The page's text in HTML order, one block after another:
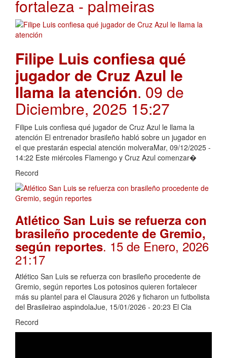
fortaleza - palmeiras
Filipe Luis confiesa qué
jugador de Cruz Azul le
llama la atención. 09 de
Diciembre, 2025 15:27
Filipe Luis confiesa qué jugador de Cruz Azul le llama la
atención El entrenador brasileño habló sobre un jugador en
el que prestarán especial atención molveraMar, 09/12/2025 -
14:22 Este miércoles Flamengo y Cruz Azul comenzar�
Record
Atlético San Luis se refuerza con
brasileño procedente de Gremio,
según reportes. 15 de Enero, 2026
21:17
Atlético San Luis se refuerza con brasileño procedente de
Gremio, según reportes Los potosinos quieren fortalecer
más su plantel para el Clausura 2026 y ficharon un futbolista
del Brasileirao aspindolaJue, 15/01/2026 - 20:23 El Cla
Record